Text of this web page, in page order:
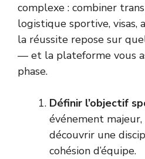
complexe : combiner
logistique sportive, visas,
la réussite repose sur
— et la plateforme vous
phase.
Définir l’objectif
événement
découvrir une
cohésion d’équipe.